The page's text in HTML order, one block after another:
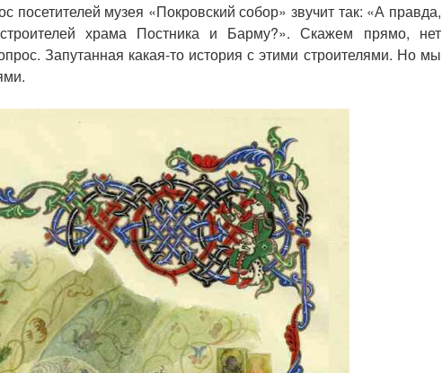
музея «Покровский собор» звучит так: «А правда,
храма Постника и Барму?». Скажем прямо, нет
Запутанная какая-то история с этими строителями. Но мы